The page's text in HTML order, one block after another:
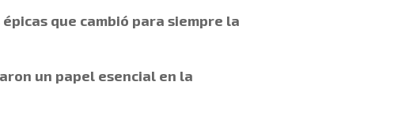
que cambió para siempre la
un papel esencial en la